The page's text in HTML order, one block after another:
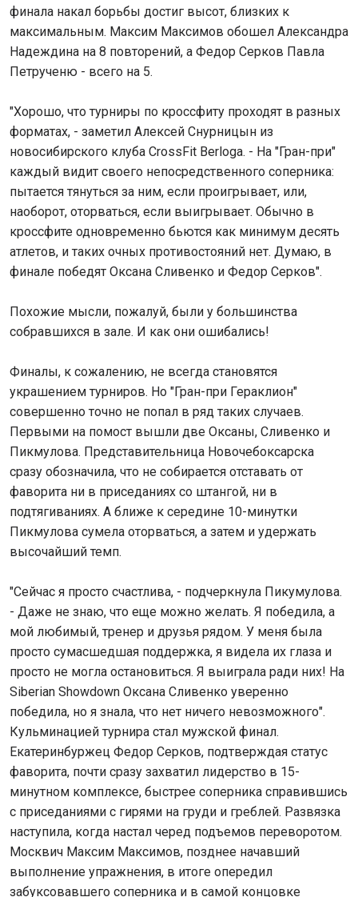
финала накал борьбы достиг высот, близких к
максимальным. Максим Максимов обошел Александра
Надеждина на 8 повторений, а Федор Серков Павла
Петрученю - всего на 5.
"Хорошо, что турниры по кроссфиту проходят в разных
форматах, - заметил Алексей Снурницын из
новосибирского клуба CrossFit Berloga. - На "Гран-при"
каждый видит своего непосредственного соперника:
пытается тянуться за ним, если проигрывает, или,
наоборот, оторваться, если выигрывает. Обычно в
кроссфите одновременно бьются как минимум десять
атлетов, и таких очных противостояний нет. Думаю, в
финале победят Оксана Сливенко и Федор Серков".
Похожие мысли, пожалуй, были у большинства
собравшихся в зале. И как они ошибались!
Финалы, к сожалению, не всегда становятся
украшением турниров. Но "Гран-при Гераклион"
совершенно точно не попал в ряд таких случаев.
Первыми на помост вышли две Оксаны, Сливенко и
Пикмулова. Представительница Новочебоксарска
сразу обозначила, что не собирается отставать от
фаворита ни в приседаниях со штангой, ни в
подтягиваниях. А ближе к середине 10-минутки
Пикмулова сумела оторваться, а затем и удержать
высочайший темп.
"Сейчас я просто счастлива, - подчеркнула Пикумулова.
- Даже не знаю, что еще можно желать. Я победила, а
мой любимый, тренер и друзья рядом. У меня была
просто сумасшедшая поддержка, я видела их глаза и
просто не могла остановиться. Я выиграла ради них! На
Siberian Showdown Оксана Сливенко уверенно
победила, но я знала, что нет ничего невозможного".
Кульминацией турнира стал мужской финал.
Екатеринбуржец Федор Серков, подтверждая статус
фаворита, почти сразу захватил лидерство в 15-
минутном комплексе, быстрее соперника справившись
с приседаниями с гирями на груди и греблей. Развязка
наступила, когда настал черед подъемов переворотом.
Москвич Максим Максимов, позднее начавший
выполнение упражнения, в итоге опередил
забуксовавшего соперника и в самой концовке